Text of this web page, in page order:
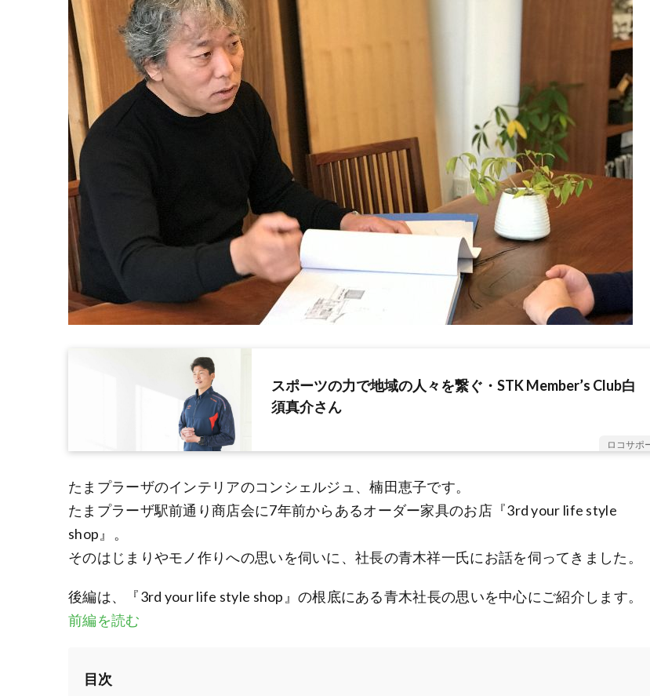
スポーツの力で地域の人々を繋ぐ・STK Member’s Club白
須真介さん
ロコサポ
たまプラーザのインテリアのコンシェルジュ、楠田恵子です。
たまプラーザ駅前通り商店会に7年前からあるオーダー家具のお店『3rd your life style
shop』。
そのはじまりやモノ作りへの思いを伺いに、社長の青木祥一氏にお話を伺ってきました。
後編は、『3rd your life style shop』の根底にある青木社長の思いを中心にご紹介します。
前編を読む
目次